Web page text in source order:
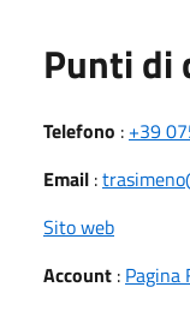
Punti di
Telefono : +39
Email :
Sito web
Account : Pagina